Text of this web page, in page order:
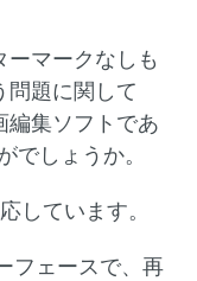
マークなしも
問題に関して
編集ソフトであ
でしょうか。
しています。
フェースで、再